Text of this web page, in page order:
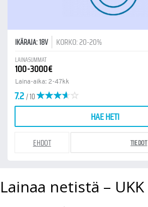
IKÄRAJA: 18V KORKO: 20-20%
LAINASUMMAT
100-3000€
Laina-aika: 2-47kk
7.2/ 10
HAE HETI
EHDOT TIEDOT
Lainaa netistä – UKK